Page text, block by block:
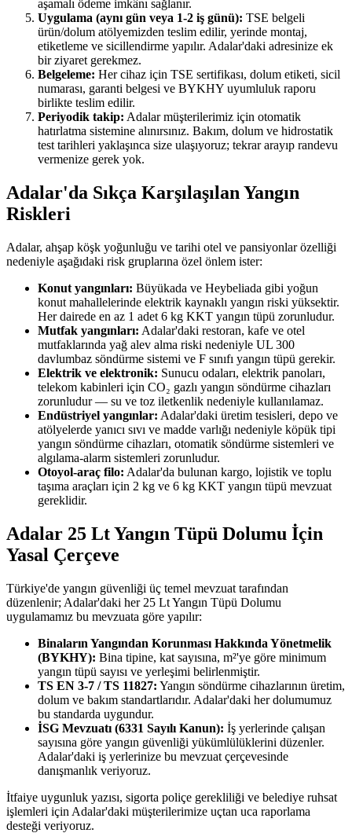
aşamalı ödeme imkânı sağlanır.
Uygulama (aynı gün veya 1-2 iş günü): TSE belgeli
ürün/dolum atölyemizden teslim edilir, yerinde montaj,
etiketleme ve sicillendirme yapılır. Adalar'daki adresinize ek
bir ziyaret gerekmez.
Belgeleme: Her cihaz için TSE sertifikası, dolum etiketi, sicil
numarası, garanti belgesi ve BYKHY uyumluluk raporu
birlikte teslim edilir.
Periyodik takip: Adalar müşterilerimiz için otomatik
hatırlatma sistemine alınırsınız. Bakım, dolum ve hidrostatik
test tarihleri yaklaşınca size ulaşıyoruz; tekrar arayıp randevu
vermenize gerek yok.
Adalar'da Sıkça Karşılaşılan Yangın
Riskleri
Adalar, ahşap köşk yoğunluğu ve tarihi otel ve pansiyonlar özelliği
nedeniyle aşağıdaki risk gruplarına özel önlem ister:
Konut yangınları: Büyükada ve Heybeliada gibi yoğun
konut mahallelerinde elektrik kaynaklı yangın riski yüksektir.
Her dairede en az 1 adet 6 kg KKT yangın tüpü zorunludur.
Mutfak yangınları: Adalar'daki restoran, kafe ve otel
mutfaklarında yağ alev alma riski nedeniyle UL 300
davlumbaz söndürme sistemi ve F sınıfı yangın tüpü gerekir.
Elektrik ve elektronik: Sunucu odaları, elektrik panoları,
telekom kabinleri için CO₂ gazlı yangın söndürme cihazları
zorunludur — su ve toz iletkenlik nedeniyle kullanılamaz.
Endüstriyel yangınlar: Adalar'daki üretim tesisleri, depo ve
atölyelerde yanıcı sıvı ve madde varlığı nedeniyle köpük tipi
yangın söndürme cihazları, otomatik söndürme sistemleri ve
algılama-alarm sistemleri zorunludur.
Otoyol-araç filo: Adalar'da bulunan kargo, lojistik ve toplu
taşıma araçları için 2 kg ve 6 kg KKT yangın tüpü mevzuat
gereklidir.
Adalar 25 Lt Yangın Tüpü Dolumu İçin
Yasal Çerçeve
Türkiye'de yangın güvenliği üç temel mevzuat tarafından
düzenlenir; Adalar'daki her 25 Lt Yangın Tüpü Dolumu
uygulamamız bu mevzuata göre yapılır:
Binaların Yangından Korunması Hakkında Yönetmelik
(BYKHY): Bina tipine, kat sayısına, m²'ye göre minimum
yangın tüpü sayısı ve yerleşimi belirlenmiştir.
TS EN 3-7 / TS 11827: Yangın söndürme cihazlarının üretim,
dolum ve bakım standartlarıdır. Adalar'daki her dolumumuz
bu standarda uygundur.
İSG Mevzuatı (6331 Sayılı Kanun): İş yerlerinde çalışan
sayısına göre yangın güvenliği yükümlülüklerini düzenler.
Adalar'daki iş yerlerinize bu mevzuat çerçevesinde
danışmanlık veriyoruz.
İtfaiye uygunluk yazısı, sigorta poliçe gerekliliği ve belediye ruhsat
işlemleri için Adalar'daki müşterilerimize uçtan uca raporlama
desteği veriyoruz.